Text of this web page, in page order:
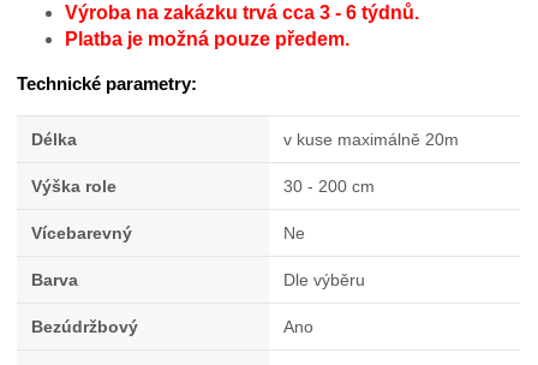
Výroba na zakázku trvá cca 3 - 6 týdnů.
Platba je možná pouze předem.
Technické parametry:
Délka v kuse maximálně 20m
Výška role 30 - 200 cm
Vícebarevný Ne
Barva Dle výběru
Bezúdržbový Ano